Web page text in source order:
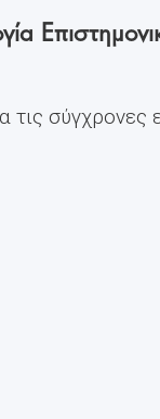
σύγχρονες